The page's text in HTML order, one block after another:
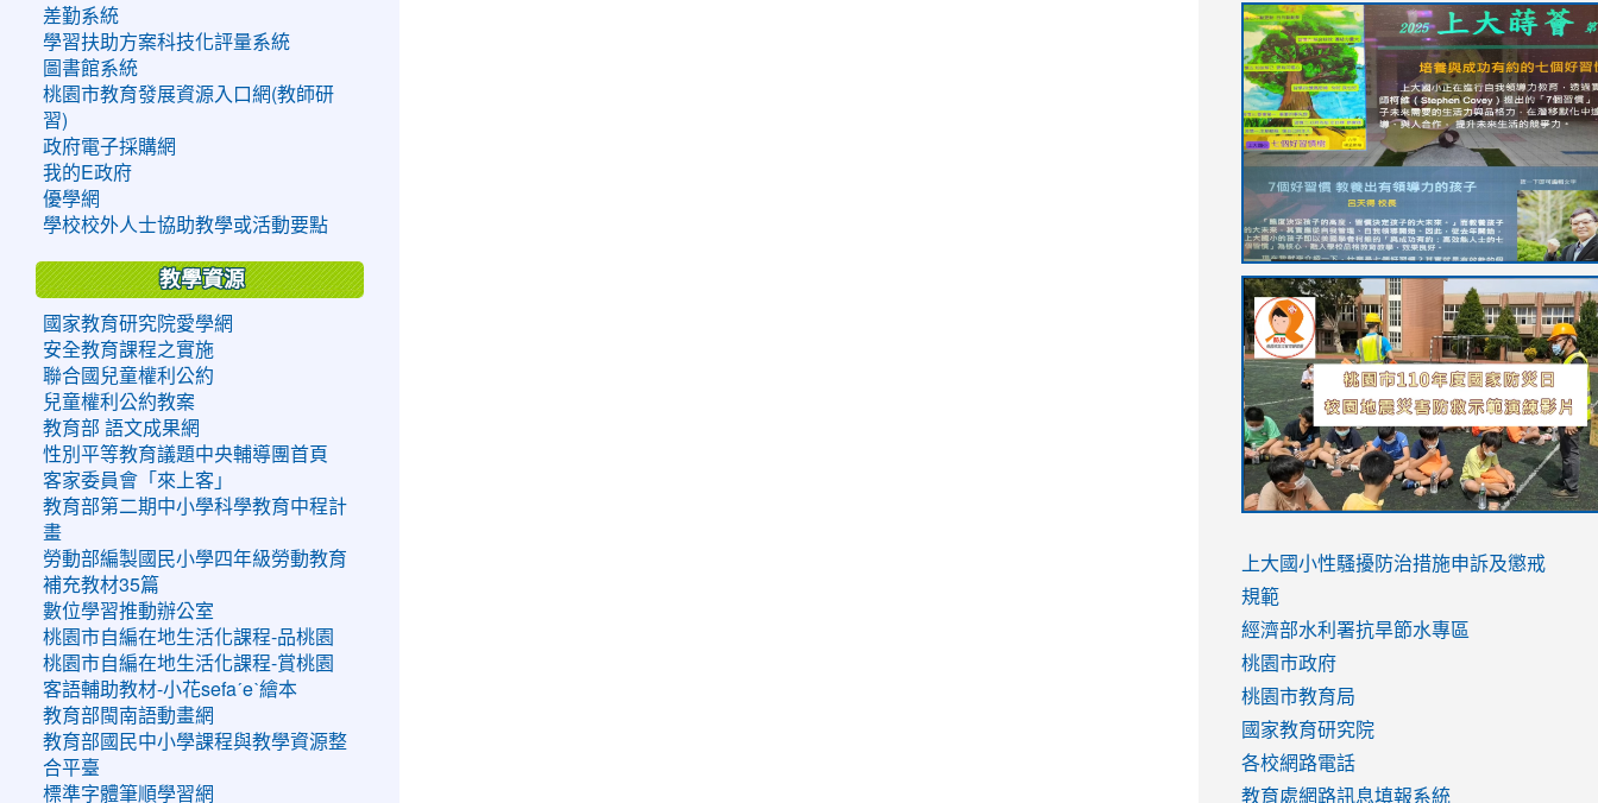
差勤系統
學習扶助方案科技化評量系統
圖書館系統
桃園市教育發展資源入口網(教師研
習)
政府電子採購網
我的E政府
優學網
學校校外人士協助教學或活動要點
教學資源
國家教育研究院愛學網
安全教育課程之實施
聯合國兒童權利公約
兒童權利公約教案
教育部 語文成果網
性別平等教育議題中央輔導團首頁
客家委員會「來上客」
教育部第二期中小學科學教育中程計
畫
勞動部編製國民小學四年級勞動教育
補充教材35篇
數位學習推動辦公室
桃園市自編在地生活化課程-品桃園
桃園市自編在地生活化課程-賞桃園
客語輔助教材-小花sefaˊeˋ繪本
教育部閩南語動畫網
教育部國民中小學課程與教學資源整
合平臺
標準字體筆順學習網
YfDQppRvyMk686kIw6SBbssEIZ6WnT/
usp=sharing
to
https://drive.google.com/file/d/1I-
YfDQppRvyMk686kIw6SBbssEIZ6WnT/
usp=sharing
to
https://sites.google.com/stes.tyc.edu.tw/
link
to
https://sites.google.com/stes.tyc.edu.tw/
link
to
https://drive.google.com/file/d/
usp=sharing
link
to
https://youtu.be/jJOMVWY3-
8M
link
to
https://drive.google.com/file/d/
usp=sharing
to
https://www.youtube.com/watch?
v=hC_gdZndU9s
to
https://www.youtube.com/watch?
v=hC_gdZndU9s
link
to
https://www.youtube.com/watch?
v=mfpNykQ0g4M
上大國小性騷擾防治措施申訴及懲戒
規範
經濟部水利署抗旱節水專區
桃園市政府
桃園市教育局
國家教育研究院
各校網路電話
教育處網路訊息填報系統